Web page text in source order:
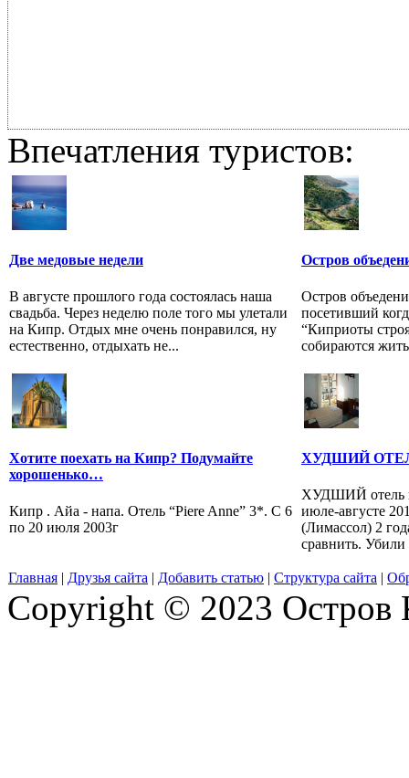
Впечатления туристов:
Две медовые недели
В августе прошлого года состоялась наша
свадьба. Через неделю поле того мы улетали
на Кипр. Отдых мне очень понравился, ну
естественно, отдыхать не...
Остров
Остров
посетивший
“Киприоты
собираются
Хотите поехать на Кипр? Подумайте
хорошенько…
Кипр . Айа - напа. Отель “Piere Anne” 3*. С 6
по 20 июля 2003г
ХУДШИЙ
ХУДШИЙ отель
июле-августе
(Лимассол) 2
сравнить.
Главная | Друзья сайта | Добавить статью | Структура сайта |
Copyright © 2023 Остров